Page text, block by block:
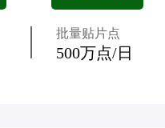
批量贴片点
500万点/日